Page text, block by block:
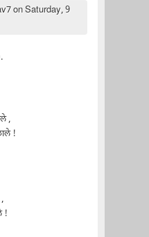
on Saturday, 9
,
!
!